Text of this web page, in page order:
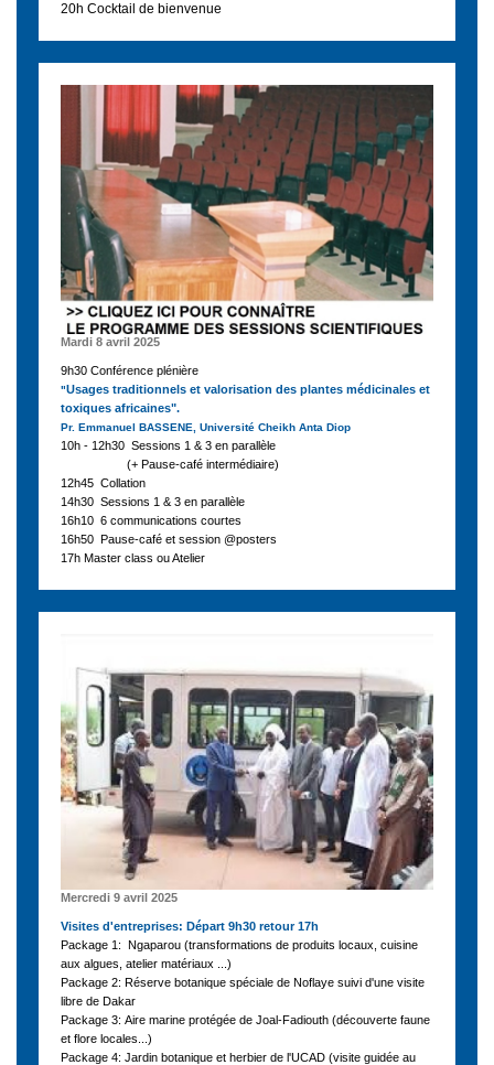
20h Cocktail de bienvenue
Mardi 8 avril 2025
9h30 Conférence plénière
"Usages traditionnels et valorisation des plantes médicinales et
toxiques africaines".
Pr. Emmanuel BASSENE, Université Cheikh Anta Diop
10h - 12h30 Sessions 1 & 3 en parallèle
(+ Pause-café intermédiaire)
12h45 Collation
14h30 Sessions 1 & 3 en parallèle
16h10 6 communications courtes
16h50 Pause-café et session @posters
17h Master class ou Atelier
Mercredi 9 avril 2025
Visites d'entreprises: Départ 9h30 retour 17h
Package 1: Ngaparou (transformations de produits locaux, cuisine
aux algues, atelier matériaux ...)
Package 2: Réserve botanique spéciale de Noflaye suivi d'une visite
libre de Dakar
Package 3: Aire marine protégée de Joal-Fadiouth (découverte faune
et flore locales...)
Package 4: Jardin botanique et herbier de l'UCAD (visite guidée au